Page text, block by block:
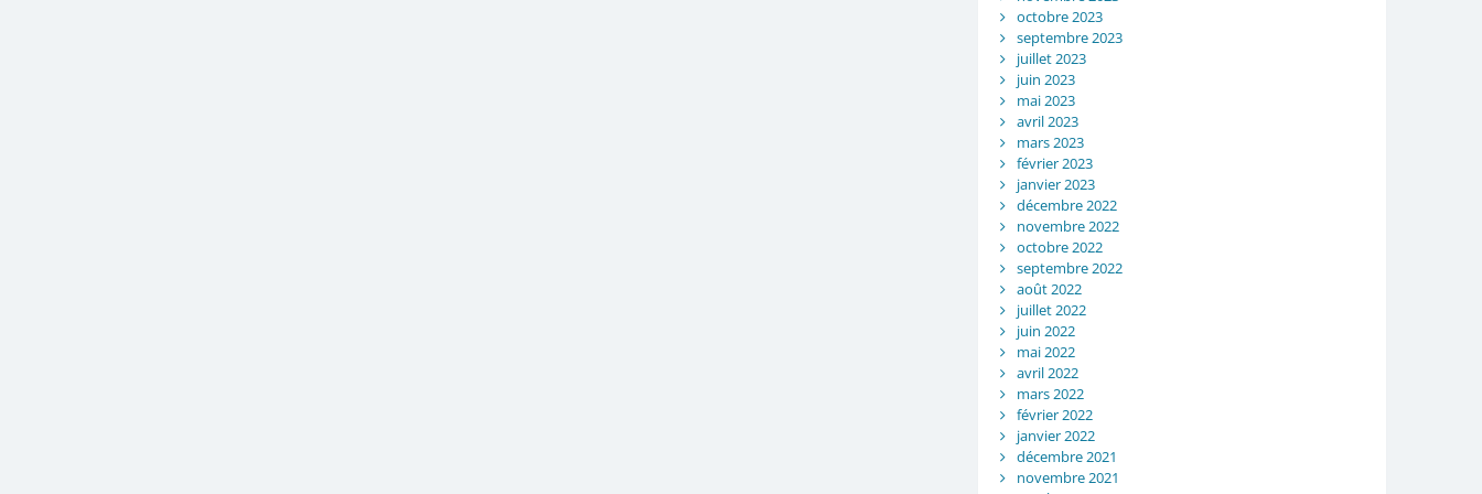
octobre 2023
septembre 2023
juillet 2023
juin 2023
mai 2023
avril 2023
mars 2023
février 2023
janvier 2023
décembre 2022
novembre 2022
octobre 2022
septembre 2022
août 2022
juillet 2022
juin 2022
mai 2022
avril 2022
mars 2022
février 2022
janvier 2022
décembre 2021
novembre 2021